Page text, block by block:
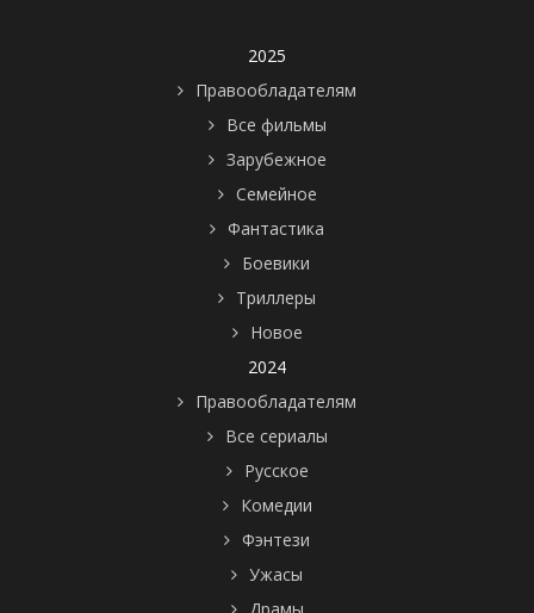
2025
Правообладателям
Все фильмы
Зарубежное
Семейное
Фантастика
Боевики
Триллеры
Новое
2024
Правообладателям
Все сериалы
Русское
Комедии
Фэнтези
Ужасы